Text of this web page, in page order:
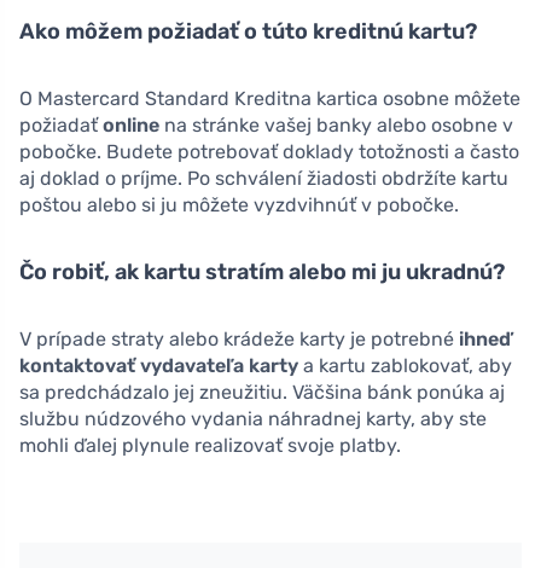
Ako môžem požiadať o túto kreditnú kartu?
O Mastercard Standard Kreditna kartica osobne môžete
požiadaťonline na stránke vašej banky alebo osobne v
pobočke. Budete potrebovať doklady totožnosti a často
aj doklad o príjme. Po schválení žiadosti obdržíte kartu
poštou alebo si ju môžete vyzdvihnúť v pobočke.
Čo robiť, ak kartu stratím alebo mi ju ukradnú?
V prípade straty alebo krádeže karty je potrebné ihneď
kontaktovať vydavateľa karty a kartu zablokovať, aby
sa predchádzalo jej zneužitiu. Väčšina bánk ponúka aj
službu núdzového vydania náhradnej karty, aby ste
mohli ďalej plynule realizovať svoje platby.